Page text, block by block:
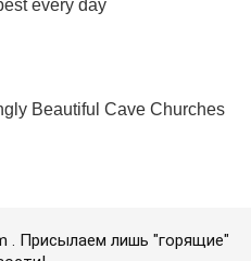
. Присылаем лишь "горящие"